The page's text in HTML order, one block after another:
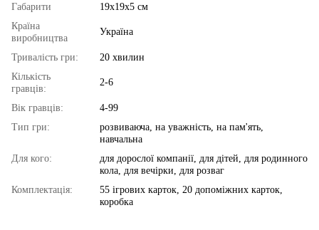
Габарити
19х19х5 см
Країна
виробництва
Україна
Тривалість гри:
20 хвилин
Кількість
гравців:
2-6
Вік гравців:
4-99
Тип гри:
розвиваюча, на уважність, на пам'ять,
навчальна
Для кого:
для дорослої компанії, для дітей, для родинного
кола, для вечірки, для розваг
Комплектація:
55 ігрових карток, 20 допоміжних карток,
коробка